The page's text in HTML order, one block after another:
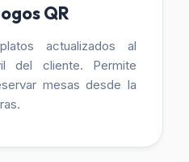
QR
actualizados al
del cliente. Permite
mesas desde la